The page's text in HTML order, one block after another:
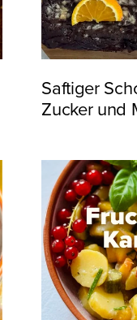
Saftiger
Zucker und